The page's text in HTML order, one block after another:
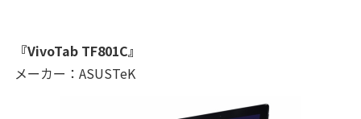
『VivoTab TF801C』
メーカー：ASUSTeK